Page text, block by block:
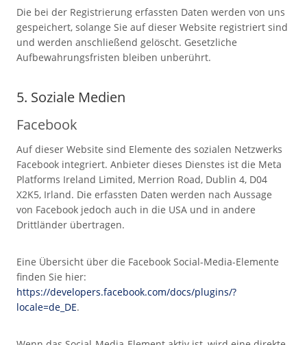
Die bei der Registrierung erfassten Daten werden von uns
gespeichert, solange Sie auf dieser Website registriert sind
und werden anschließend gelöscht. Gesetzliche
Aufbewahrungsfristen bleiben unberührt.
5. Soziale Medien
Facebook
Auf dieser Website sind Elemente des sozialen Netzwerks
Facebook integriert. Anbieter dieses Dienstes ist die Meta
Platforms Ireland Limited, Merrion Road, Dublin 4, D04
X2K5, Irland. Die erfassten Daten werden nach Aussage
von Facebook jedoch auch in die USA und in andere
Drittländer übertragen.
Eine Übersicht über die Facebook Social-Media-Elemente
finden Sie hier:
https://developers.facebook.com/docs/plugins/?
locale=de_DE.